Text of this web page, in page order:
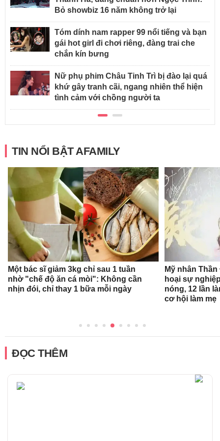
Bỏ showbiz 16 năm không trở lại
Tóm dính nam rapper 99 nổi tiếng và bạn
gái hot girl đi chơi riêng, đàng trai che
chắn kín bưng
Nữ phụ phim Châu Tinh Trì bị đào lại quá
khứ gây tranh cãi, ngang nhiên thể hiện
tình cảm với chồng người ta
TIN NỔI BẬT AFAMILY
Một bác sĩ giảm 3kg chỉ sau 1 tuần
nhờ "chế độ ăn cá mòi": Không cần
nhịn đói, chỉ thay 1 bữa mỗi ngày
Mỹ nhân
hoại sự
nóng, 12 lần
cơ hội làm mẹ
ĐỌC THÊM